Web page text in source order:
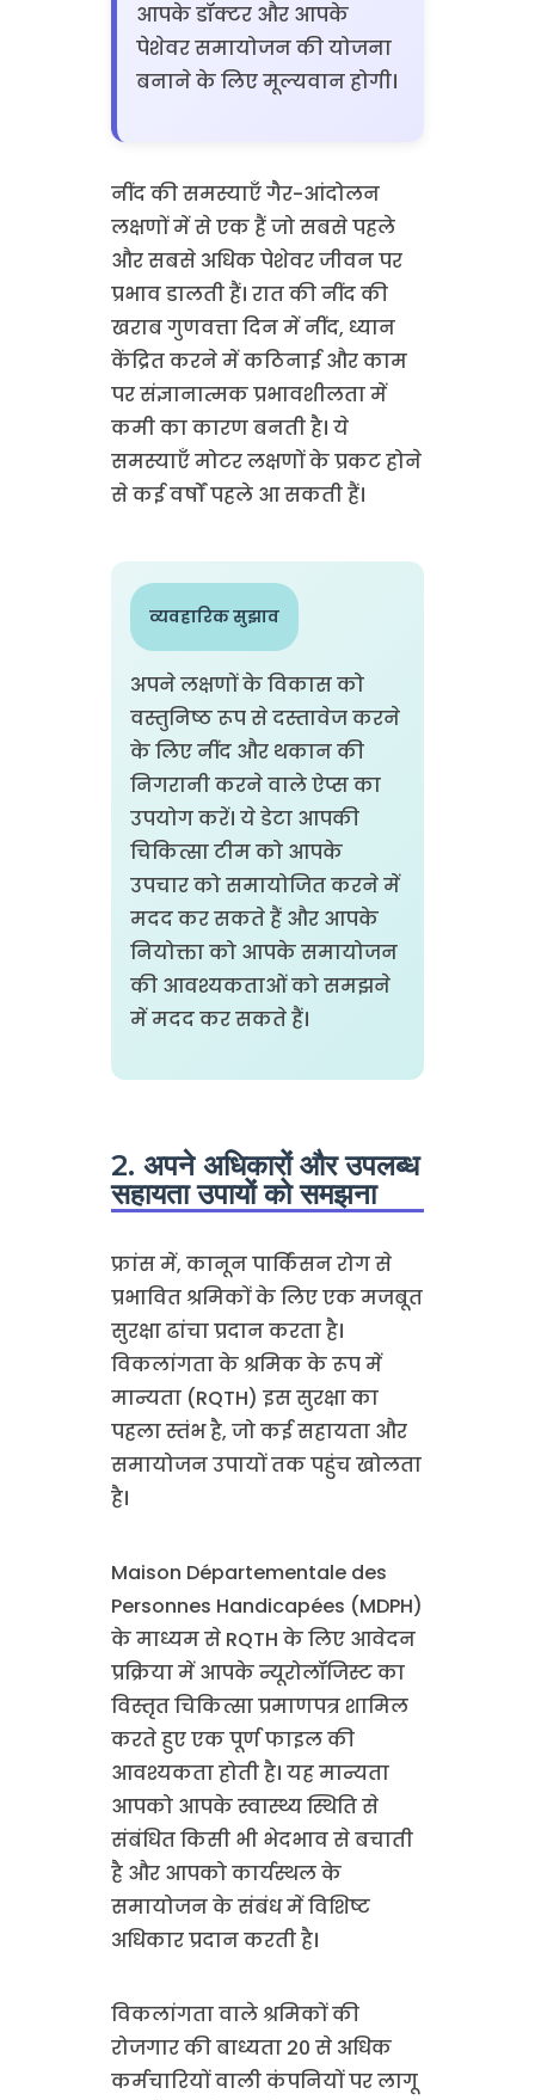
आपके डॉक्टर और आपके
पेशेवर समायोजन की योजना
बनाने के लिए मूल्यवान होगी।
नींद की समस्याएँ गैर-आंदोलन
लक्षणों में से एक हैं जो सबसे पहले
और सबसे अधिक पेशेवर जीवन पर
प्रभाव डालती हैं। रात की नींद की
खराब गुणवत्ता दिन में नींद, ध्यान
केंद्रित करने में कठिनाई और काम
पर संज्ञानात्मक प्रभावशीलता में
कमी का कारण बनती है। ये
समस्याएँ मोटर लक्षणों के प्रकट होने
से कई वर्षों पहले आ सकती हैं।
व्यवहारिक सुझाव
अपने लक्षणों के विकास को
वस्तुनिष्ठ रूप से दस्तावेज करने
के लिए नींद और थकान की
निगरानी करने वाले ऐप्स का
उपयोग करें। ये डेटा आपकी
चिकित्सा टीम को आपके
उपचार को समायोजित करने में
मदद कर सकते हैं और आपके
नियोक्ता को आपके समायोजन
की आवश्यकताओं को समझने
में मदद कर सकते हैं।
2. अपने अधिकारों और उपलब्ध
सहायता उपायों को समझना
फ्रांस में, कानून पार्किंसन रोग से
प्रभावित श्रमिकों के लिए एक मजबूत
सुरक्षा ढांचा प्रदान करता है।
विकलांगता के श्रमिक के रूप में
मान्यता (RQTH) इस सुरक्षा का
पहला स्तंभ है, जो कई सहायता और
समायोजन उपायों तक पहुंच खोलता
है।
Maison Départementale des
Personnes Handicapées (MDPH)
के माध्यम से RQTH के लिए आवेदन
प्रक्रिया में आपके न्यूरोलॉजिस्ट का
विस्तृत चिकित्सा प्रमाणपत्र शामिल
करते हुए एक पूर्ण फाइल की
आवश्यकता होती है। यह मान्यता
आपको आपके स्वास्थ्य स्थिति से
संबंधित किसी भी भेदभाव से बचाती
है और आपको कार्यस्थल के
समायोजन के संबंध में विशिष्ट
अधिकार प्रदान करती है।
विकलांगता वाले श्रमिकों की
रोजगार की बाध्यता 20 से अधिक
कर्मचारियों वाली कंपनियों पर लागू